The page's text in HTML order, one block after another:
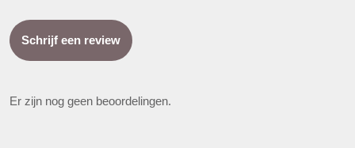
Schrijf een review
Er zijn nog geen beoordelingen.